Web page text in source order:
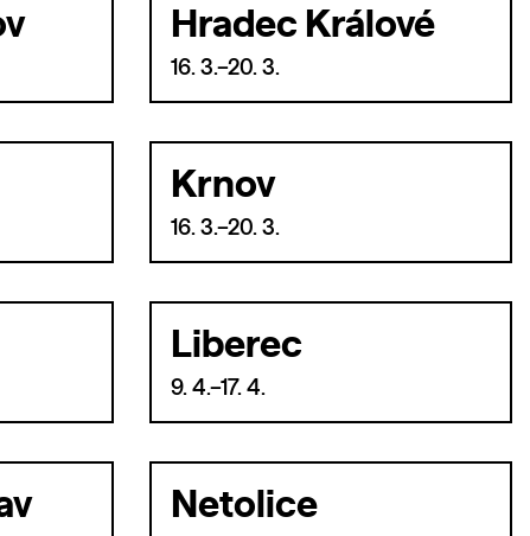
Hradec Králové
16. 3.–20. 3.
Krnov
16. 3.–20. 3.
Liberec
9. 4.–17. 4.
Netolice